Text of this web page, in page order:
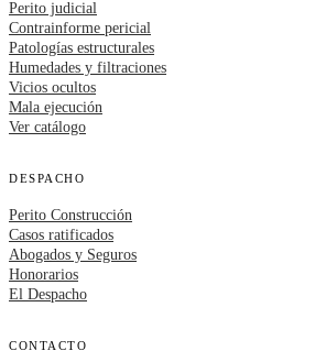
Perito judicial
Contrainforme pericial
Patologías estructurales
Humedades y filtraciones
Vicios ocultos
Mala ejecución
Ver catálogo
DESPACHO
Perito Construcción
Casos ratificados
Abogados y Seguros
Honorarios
El Despacho
CONTACTO